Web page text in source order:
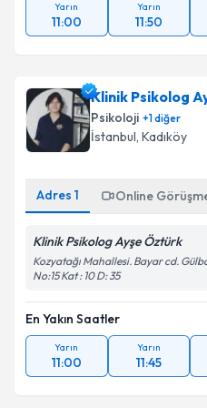
Yarın
11:00
Yarın
11:50
Klinik Psikolog
Psikoloji +1diğer
İstanbul, Kadıköy
Adres 1 Online
Klinik Psikolog Ayşe Öztürk
Kozyatağı Mahallesi. Bayar cd.
No:15 Kat : 10 D: 35
En Yakın Saatler
Yarın
11:00
Yarın
11:45